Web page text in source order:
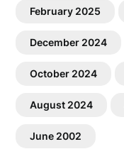
February 2025
December 2024
October 2024
August 2024
June 2002